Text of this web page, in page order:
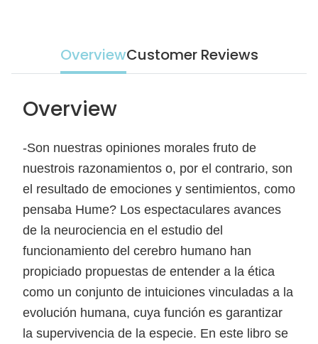
OverviewCustomer Reviews
Overview
-Son nuestras opiniones morales fruto de
nuestrois razonamientos o, por el contrario, son
el resultado de emociones y sentimientos, como
pensaba Hume? Los espectaculares avances
de la neurociencia en el estudio del
funcionamiento del cerebro humano han
propiciado propuestas de entender a la ética
como un conjunto de intuiciones vinculadas a la
evolución humana, cuya función es garantizar
la supervivencia de la especie. En este libro se